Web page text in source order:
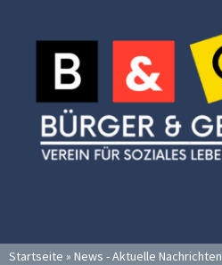
Inhalt
springen
Startseite » News - Aktuelle Nachrichten